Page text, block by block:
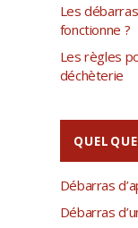
Les
fonctionne ?
Les règles
déchèterie
Débarras
Débarras